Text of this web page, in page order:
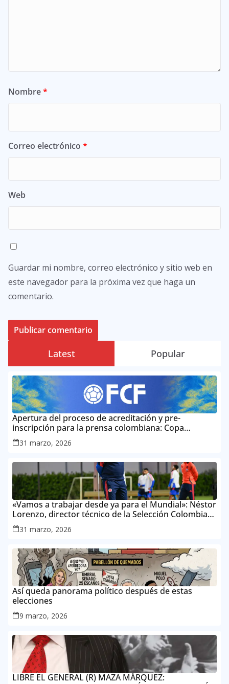
Nombre*
Correo electrónico *
Web
Guardar mi nombre, correo electrónico y sitio web en
este navegador para la próxima vez que haga un
comentario.
Latest Popular
Apertura del proceso de acreditación y pre-
inscripción para la prensa colombiana: Copa
Mundial de la FIFA 2026 ™
31 marzo, 2026
«Vamos a trabajar desde ya para el Mundial»: Néstor
Lorenzo, director técnico de la Selección Colombia
Masculina de Mayores
31 marzo, 2026
Así queda panorama político después de estas
elecciones
9 marzo, 2026
LIBRE EL GENERAL (R) MAZA MÁRQUEZ: